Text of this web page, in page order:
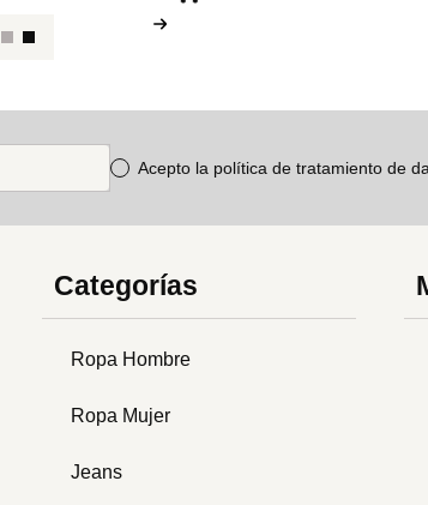
Acepto la política de tratamiento de
Categorías
Ropa Hombre
Ropa Mujer
Jeans